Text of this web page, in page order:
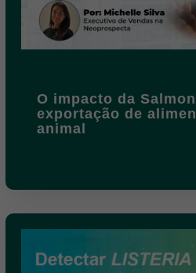
O impacto da
exportação de
animal